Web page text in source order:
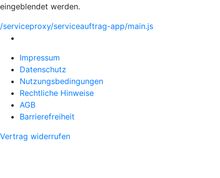
eingeblendet werden.
/serviceproxy/serviceauftrag-app/main.js
Impressum
Datenschutz
Nutzungsbedingungen
Rechtliche Hinweise
AGB
Barrierefreiheit
Vertrag widerrufen